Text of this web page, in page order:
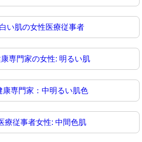
白い肌の女性医療従事者
専門家の女性: 明るい肌
康専門家：中明るい肌色
療従事者女性: 中間色肌